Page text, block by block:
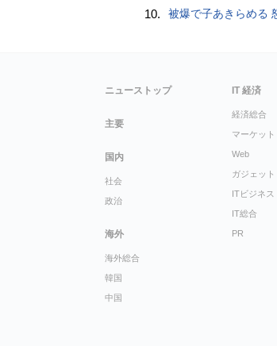
10. 被爆で子あきらめる
ニューストップ
主要
国内
社会
政治
海外
海外総合
韓国
中国
IT 経済
経済総合
マーケット
Web
ガジェット
ITビジネス
IT総合
PR